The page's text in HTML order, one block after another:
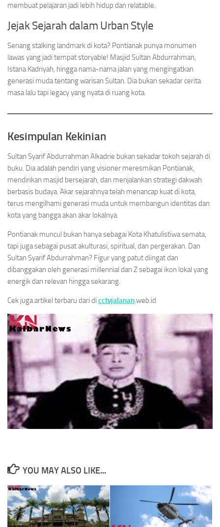
membuat pelajaran jadi lebih hidup dan relatable.
Jejak Sejarah dalam Urban Style
Senang stalking landmark di kota? Pontianak punya monumen
lawas yang jadi tempat storyable! Masjid Sultan Abdurrahman,
Istana Kadriyah, hingga nama-nama jalan yang mengingatkan
generasi muda tentang warisan Sultan. Dia bukan sekadar cerita
masa lalu tapi legacy yang nyata di ruang kota.
Kesimpulan Kekinian
Sultan Syarif Abdurrahman Alkadrie bukan sekadar tokoh sejarah di
buku. Dia adalah pendiri yang visioner meresmikan Pontianak,
mendirikan masjid bersejarah, dan menjalankan strategi dakwah
berbasis budaya. Akar sejarahnya telah menancap kuat di kota,
terus mengilhami generasi muda untuk membangun identitas dan
kota yang bangga akan akar lokalnya.
Pontianak muncul bukan hanya sebagai Kota Khatulistiwa semata,
tapi juga sebagai pusat akulturasi, spiritual, dan pergerakan. Dan
Sultan Syarif Abdurrahman? Figur yang patut diingat dan
dibanggakan oleh generasi millennial dan Z sebagai ikon lokal yang
energik dan relevan hingga sekarang.
Cek juga artikel terbaru dari di cctvjalanan.web.id
YOU MAY ALSO LIKE...